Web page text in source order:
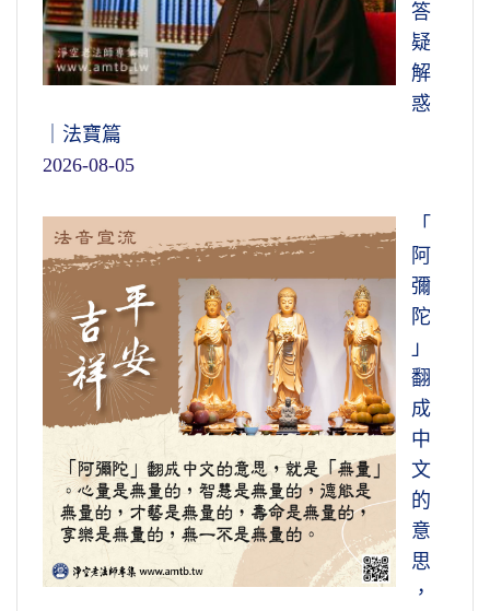
答
疑
解
惑
｜法寶篇
2026-08-05
「
阿
彌
陀
」
翻
成
中
文
的
意
思
，